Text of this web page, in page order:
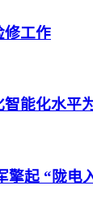
修工作
能化水平
擎起 “陇电